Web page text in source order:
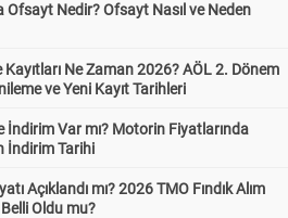
Ofsayt Nedir? Ofsayt Nasıl ve Neden
Kayıtları Ne Zaman 2026? AÖL 2. Dönem
ve Yeni Kayıt Tarihleri
İndirim Var mı? Motorin Fiyatlarında
İndirim Tarihi
Açıklandı mı? 2026 TMO Fındık Alım
Oldu mu?